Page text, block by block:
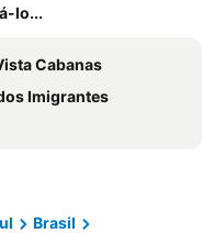
lo...
Cabanas
Imigrantes
Brasil